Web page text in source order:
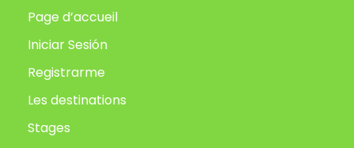
Page d’accueil
Iniciar Sesión
Registrarme
Les destinations
Stages